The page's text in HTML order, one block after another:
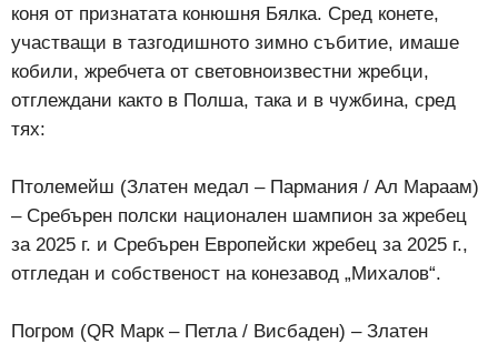
коня от признатата конюшня Бялка. Сред конете,
участващи в тазгодишното зимно събитие, имаше
кобили, жребчета от световноизвестни жребци,
отглеждани както в Полша, така и в чужбина, сред
тях:
Птолемейш (Златен медал – Пармания / Ал Мараам)
– Сребърен полски национален шампион за жребец
за 2025 г. и Сребърен Европейски жребец за 2025 г.,
отгледан и собственост на конезавод „Михалов“.
Погром (QR Марк – Петла / Висбаден) – Златен